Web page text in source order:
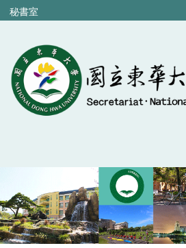
跳
到
內
容
區
秘書室